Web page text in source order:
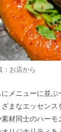
お店から
メニューに並ぶ
まなエッセン
材同士のハーモ